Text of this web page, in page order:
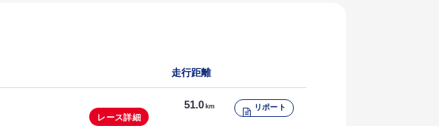
走行距離
レース詳細
51.0 km リポート